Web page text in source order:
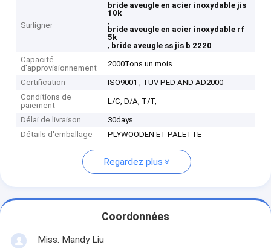
Surligner
bride aveugle en acier inoxydable jis
10k
,
bride aveugle en acier inoxydable rf
5k
, bride aveugle ss jis b 2220
Capacité
d'approvisionnement
2000Tons un mois
Certification
ISO9001 , TUV PED AND AD2000
Conditions de
paiement
L/C, D/A, T/T,
Délai de livraison
30days
Détails d'emballage
PLYWOODEN ET PALETTE
Regardez plus
Coordonnées
Miss. Mandy Liu